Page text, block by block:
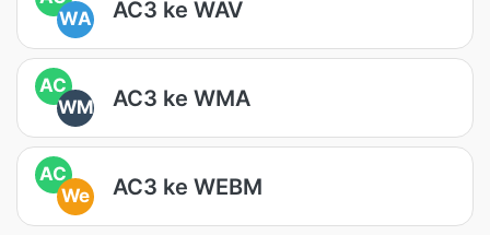
WA
AC3 ke WAV
AC
WM
AC3 ke WMA
AC
We
AC3 ke WEBM